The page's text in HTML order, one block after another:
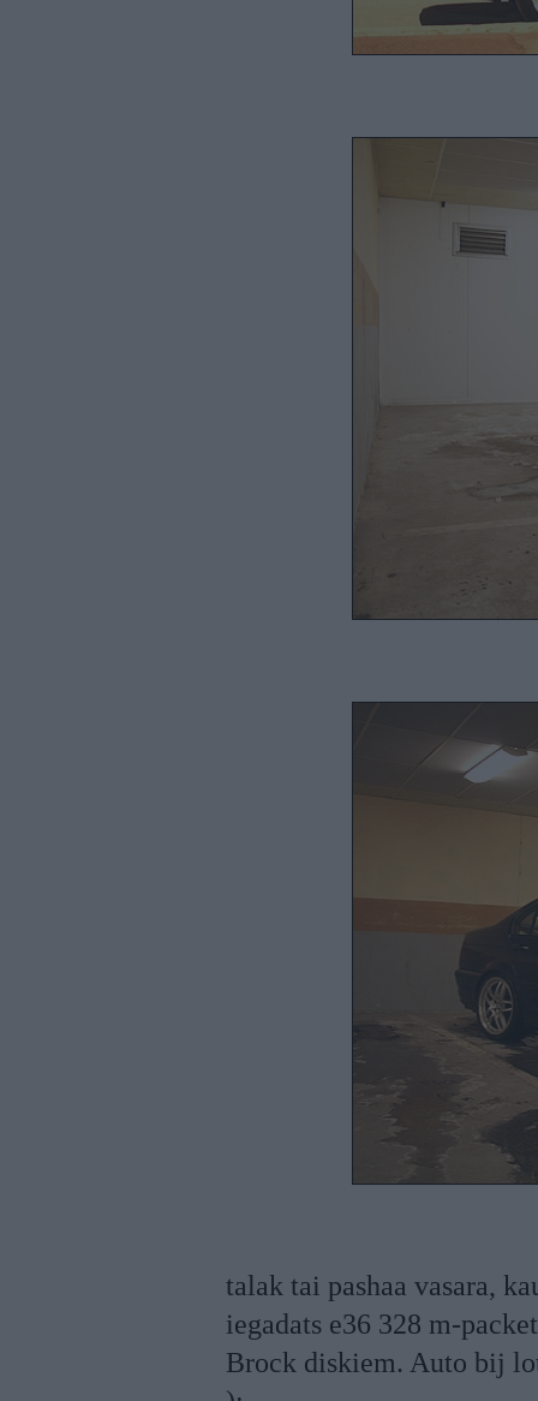
talak tai pashaa vasara,
iegadats e36 328 m-
Brock diskiem. Auto bij